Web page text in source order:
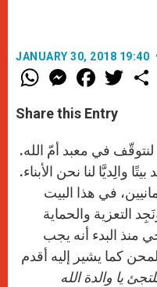
JANUARY 30, 2018 19:40
W
h
t
s
p
p
M
e
s
e
g
e
r
F
a
e
b
o
k
w
r
Share this Entry
في معبد أمّ الله.
والِديَّا لنا نحن الأبناء.
في هذا البيت
التعزية والحماية
منذ البدء أنه يجب
كما يشير إليه أقدم
يا والدة الله